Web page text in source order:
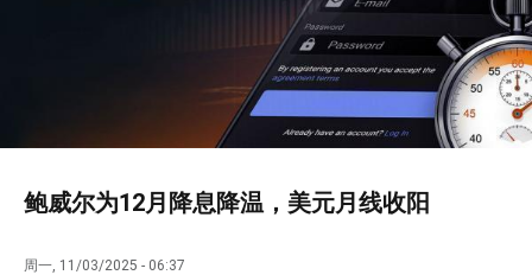
鲍威尔为12月降息降温，美元月线收阳
周一, 11/03/2025 - 06:37